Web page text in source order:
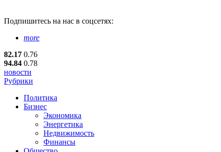
Подпишитесь на нас в соцсетях:
more
82.17 0.76
94.84 0.78
новости
Рубрики
Политика
Бизнес
Экономика
Энергетика
Недвижимость
Финансы